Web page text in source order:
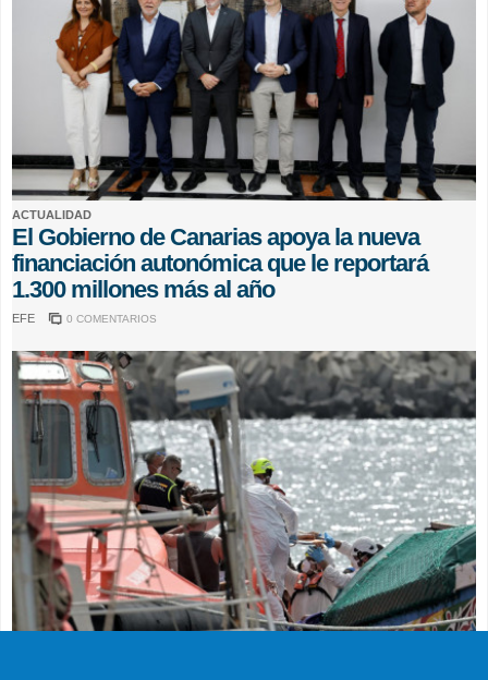
ACTUALIDAD
El Gobierno de Canarias apoya la nueva
financiación autonómica que le reportará
1.300 millones más al año
EFE 0 COMENTARIOS